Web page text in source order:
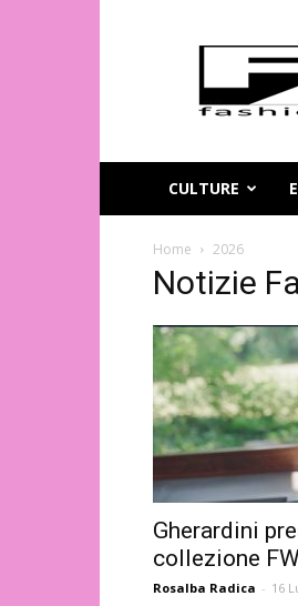
Magazine
moda
online
CULTURE
Home 2026
Notizie
Gherardini
collezione
Rosalba Radica - 16